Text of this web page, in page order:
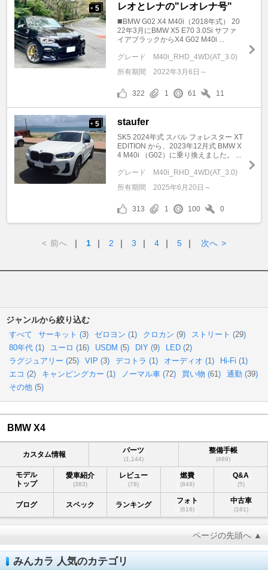
+ 5 レオとレナの"レオレナ号"
◼️BMW G02 X4 M40i（2018年式） 20
22年3月にBMW X5 E70 3.0Si サファ
イアブラックからX4 G02 M40i ...
グレード
M40i_RHD_4WD(AT_3.0)
所有期間
2022年3月6日～
322 1 61 11
+ 5 staufer
SK5 2024年式 スバル フォレスター XT
EDITION から、2023年12月式 BMW X
4 M40i （G02）に乗り換えました。 ...
グレード
M40i_RHD_4WD(AT_3.0)
所有期間
2025年6月20日～
313 1 100 0
< 前へ ｜ 1 ｜ 2 ｜ 3 ｜ 4 ｜ 5 ｜ 次へ >
ジャンルから絞り込む
すべて サーキット (3) ゼロヨン (1) クロカン (9) ストリート (29)
80年代 (1) ユーロ (16) USDM (5) DIY (9) LED (2)
ラグジュアリー (25) VIP (3) デコトラ (1) オーディオ (1) Hi-Fi (1)
エコ (2) キャンピングカー (1) ノーマル車 (72) 買い物 (61) 通勤 (39)
その他 (5)
BMW X4
カスタム情報 パーツ
(1,144)
整備手帳
(489)
モデル
トップ
愛車紹介
(383)
レビュー
(78)
燃費
(848)
Q&A
(5)
ブログ スペック ランキング フォト
(616)
中古車
(181)
ページの先頭へ ▲
みんカラ 人気のカテゴリ